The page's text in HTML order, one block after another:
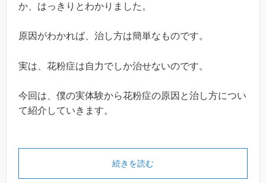
か、はっきりとわかりました。
原因がわかれば、治し方は簡単なものです。
実は、花粉症は自力でしか治せないのです。
今回は、僕の実体験から花粉症の原因と治し方につい
て紹介していきます。
続きを読む